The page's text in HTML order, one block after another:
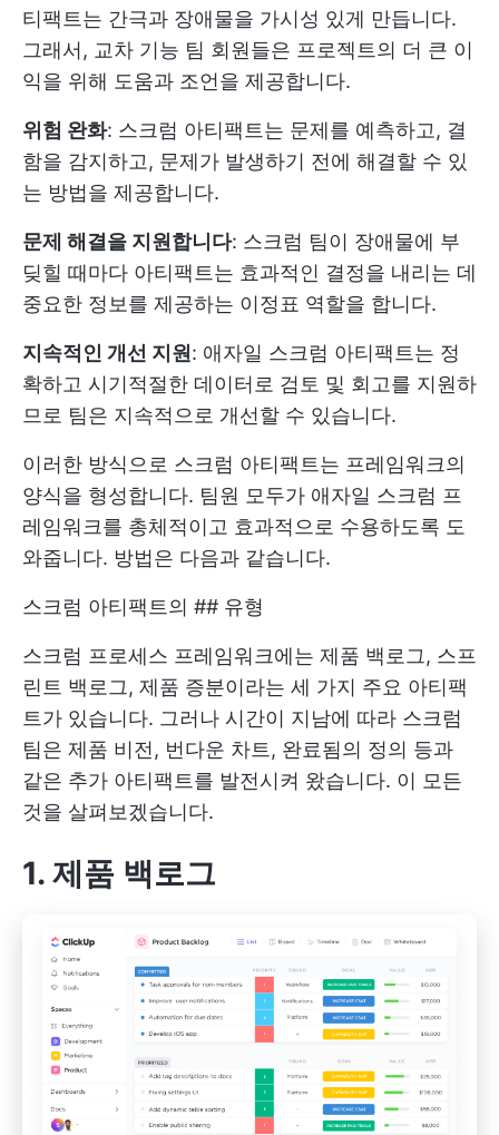
티팩트는 간극과 장애물을 가시성 있게 만듭니다.
그래서, 교차 기능 팀 회원들은 프로젝트의 더 큰 이
익을 위해 도움과 조언을 제공합니다.
위험 완화: 스크럼 아티팩트는 문제를 예측하고, 결
함을 감지하고, 문제가 발생하기 전에 해결할 수 있
는 방법을 제공합니다.
문제 해결을 지원합니다: 스크럼 팀이 장애물에 부
딪힐 때마다 아티팩트는 효과적인 결정을 내리는 데
중요한 정보를 제공하는 이정표 역할을 합니다.
지속적인 개선 지원 : 애자일 스크럼 아티팩트는 정
확하고 시기적절한 데이터로 검토 및 회고를 지원하
므로 팀은 지속적으로 개선할 수 있습니다.
이러한 방식으로 스크럼 아티팩트는 프레임워크의
양식을 형성합니다. 팀원 모두가 애자일 스크럼 프
레임워크를 총체적이고 효과적으로 수용하도록 도
와줍니다. 방법은 다음과 같습니다.
스크럼 아티팩트의 ## 유형
스크럼 프로세스 프레임워크에는 제품 백로그, 스프
린트 백로그, 제품 증분이라는 세 가지 주요 아티팩
트가 있습니다. 그러나 시간이 지남에 따라 스크럼
팀은 제품 비전, 번다운 차트, 완료됨의 정의 등과
같은 추가 아티팩트를 발전시켜 왔습니다. 이 모든
것을 살펴보겠습니다.
1. 제품 백로그